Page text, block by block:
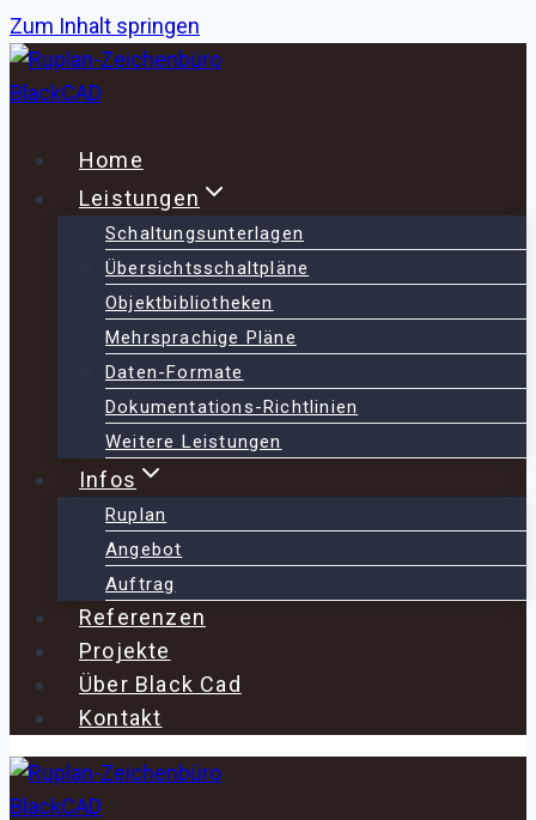
Zum Inhalt springen
Home
Leistungen
Schaltungsunterlagen
Übersichtsschaltpläne
Objektbibliotheken
Mehrsprachige Pläne
Daten-Formate
Dokumentations-Richtlinien
Weitere Leistungen
Infos
Ruplan
Angebot
Auftrag
Referenzen
Projekte
Über Black Cad
Kontakt